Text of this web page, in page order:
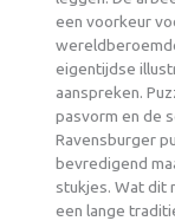
een voorkeur
eigentijdse
aanspreken.
pasvorm en de
Ravensburger
bevredigend
stukjes. Wat dit
een lange